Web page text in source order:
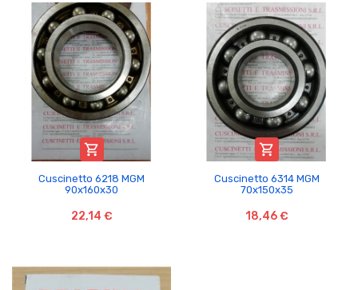

Cuscinetto 6218 MGM
90x160x30
22,14 €

Cuscinetto 6314 MGM
70x150x35
18,46 €